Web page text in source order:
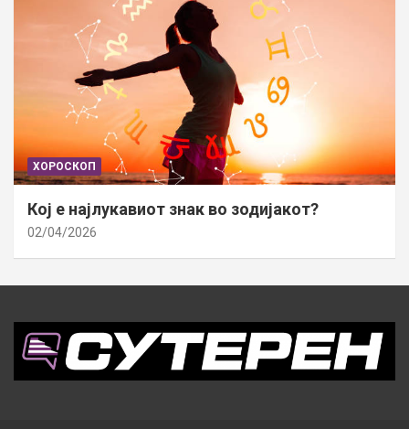
ХОРОСКОП
Кој е најлукавиот знак во зодијакот?
02/04/2026